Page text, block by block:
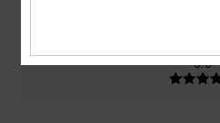
5.0